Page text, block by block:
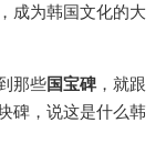
成为韩国文化的大
那些国宝碑，就跟
碑，说这是什么韩